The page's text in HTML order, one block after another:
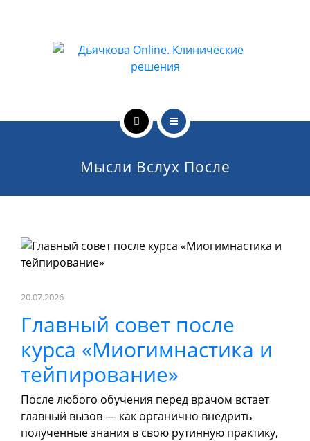
ЛЕЧЕБНАЯ ДЕЯТЕЛЬНОСТЬ
ЛЕЧЕБНАЯ ДЕЯТЕЛЬНОСТЬ
ОНЛАЙН-КУРСЫ
Мысли Вслух После
20.07.2026
Главный совет после
курса «Миогимнастика и
тейпирование»
После любого обучения перед врачом встает
главный вызов — как органично внедрить
полученные знания в свою рутинную практику,